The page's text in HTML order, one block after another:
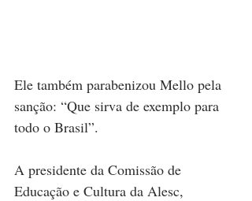
Ele também parabenizou Mello pela
sanção: “Que sirva de exemplo para
todo o Brasil”.
A presidente da Comissão de
Educação e Cultura da Alesc,